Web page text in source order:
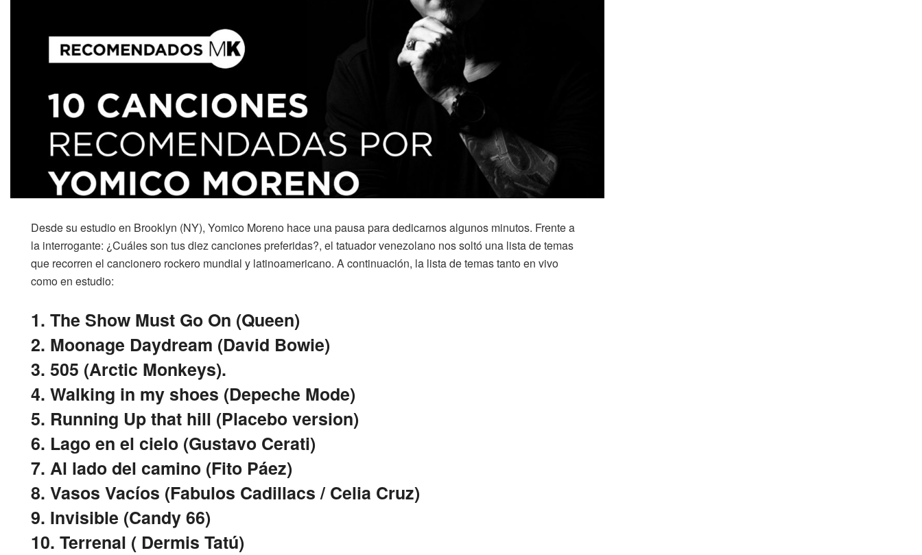
Desde su estudio en Brooklyn (NY), Yomico Moreno hace una pausa para dedicarnos algunos minutos. Frente a
la interrogante: ¿Cuáles son tus diez canciones preferidas?, el tatuador venezolano nos soltó una lista de temas
que recorren el cancionero rockero mundial y latinoamericano. A continuación, la lista de temas tanto en vivo
como en estudio:
1. The Show Must Go On (Queen)
2. Moonage Daydream (David Bowie)
3. 505 (Arctic Monkeys).
4. Walking in my shoes (Depeche Mode)
5. Running Up that hill (Placebo version)
6. Lago en el cielo (Gustavo Cerati)
7. Al lado del camino (Fito Páez)
8. Vasos Vacíos (Fabulos Cadillacs / Celia Cruz)
9. Invisible (Candy 66)
10. Terrenal ( Dermis Tatú)